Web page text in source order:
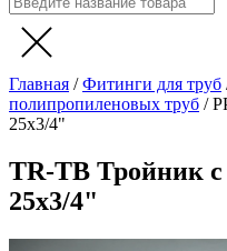
Главная /Фитинги для труб
полипропиленовых труб /
25х3/4"
TR-TB Тройник
25х3/4"